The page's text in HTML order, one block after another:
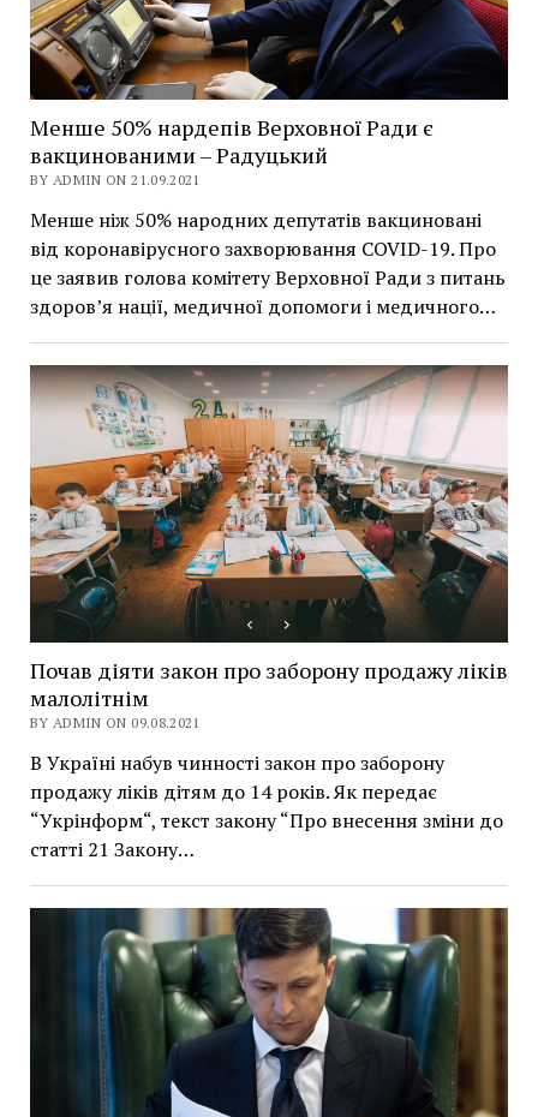
Менше 50% нардепів Верховної Ради є
вакцинованими – Радуцький
BY ADMIN ON 21.09.2021
Менше ніж 50% народних депутатів вакциновані
від коронавірусного захворювання COVID-19. Про
це заявив голова комітету Верховної Ради з питань
здоров’я нації, медичної допомоги і медичного…
Почав діяти закон про заборону продажу ліків
малолітнім
BY ADMIN ON 09.08.2021
В Україні набув чинності закон про заборону
продажу ліків дітям до 14 років. Як передає
“Укрінформ“, текст закону “Про внесення зміни до
статті 21 Закону…